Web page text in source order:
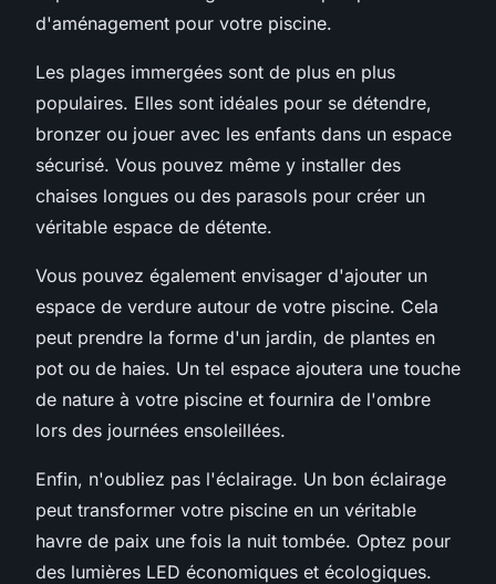
d'aménagement pour votre piscine.
Les plages immergées sont de plus en plus
populaires. Elles sont idéales pour se détendre,
bronzer ou jouer avec les enfants dans un espace
sécurisé. Vous pouvez même y installer des
chaises longues ou des parasols pour créer un
véritable espace de détente.
Vous pouvez également envisager d'ajouter un
espace de verdure autour de votre piscine. Cela
peut prendre la forme d'un jardin, de plantes en
pot ou de haies. Un tel espace ajoutera une touche
de nature à votre piscine et fournira de l'ombre
lors des journées ensoleillées.
Enfin, n'oubliez pas l'éclairage. Un bon éclairage
peut transformer votre piscine en un véritable
havre de paix une fois la nuit tombée. Optez pour
des lumières LED économiques et écologiques.